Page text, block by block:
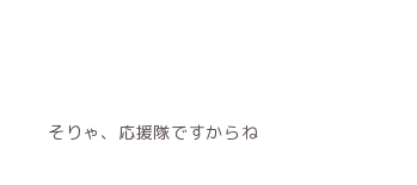
そりゃ、応援隊ですからね